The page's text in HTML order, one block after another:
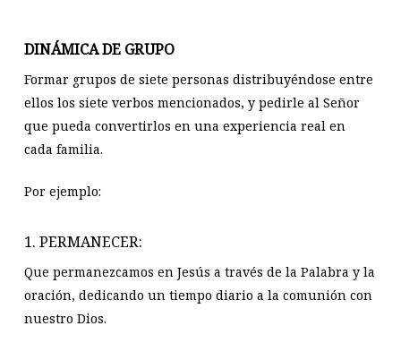
DINÁMICA DE GRUPO
Formar grupos de siete personas distribuyéndose entre
ellos los siete verbos mencionados, y pedirle al Señor
que pueda convertirlos en una experiencia real en
cada familia.
Por ejemplo:
1. PERMANECER:
Que permanezcamos en Jesús a través de la Palabra y la
oración, dedicando un tiempo diario a la comunión con
nuestro Dios.